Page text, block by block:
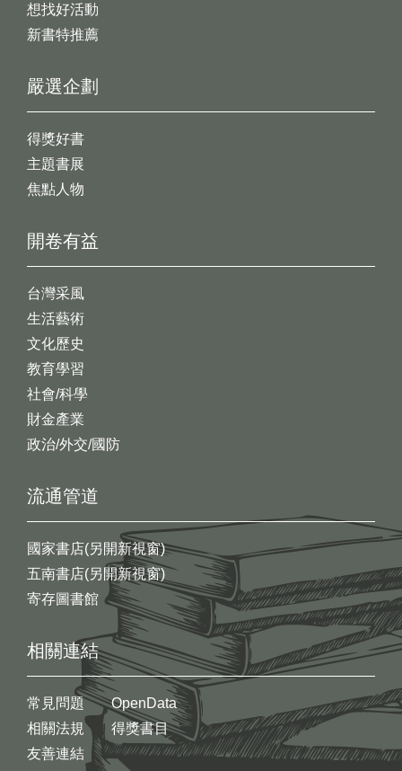
想找好活動
新書特推薦
開卷有益
台灣采風
生活藝術
文化歷史
教育學習
社會/科學
財金產業
政治/外交/國防
嚴選企劃
得獎好書
主題書展
焦點人物
流通管道
國家書店(另開新視窗)
五南書店(另開新視窗)
寄存圖書館
相關連結
常見問題
相關法規
友善連結
OpenData
得獎書目